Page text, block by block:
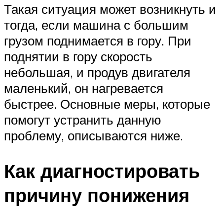
Такая ситуация может возникнуть и
тогда, если машина с большим
грузом поднимается в гору. При
поднятии в гору скорость
небольшая, и продув двигателя
маленький, он нагревается
быстрее. Основные меры, которые
помогут устранить данную
проблему, описываются ниже.
Как диагностировать
причину понижения